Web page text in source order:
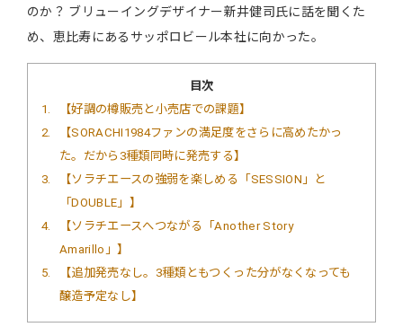
のか？ ブリューイングデザイナー新井健司氏に話を聞くた
め、恵比寿にあるサッポロビール本社に向かった。
目次
1
【好調の樽販売と小売店での課題】
2
【SORACHI1984ファンの満足度をさらに高めたかっ
た。だから3種類同時に発売する】
3
【ソラチエースの強弱を楽しめる「SESSION」と
「DOUBLE」】
4
【ソラチエースへつながる「Another Story
Amarillo」】
5
【追加発売なし。3種類ともつくった分がなくなっても
醸造予定なし】